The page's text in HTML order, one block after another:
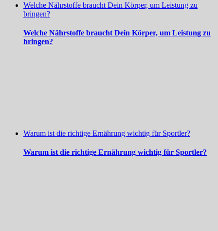
Welche Nährstoffe braucht Dein Körper, um Leistung zu
bringen?
Welche Nährstoffe braucht Dein Körper, um Leistung zu
bringen?
Warum ist die richtige Ernährung wichtig für Sportler?
Warum ist die richtige Ernährung wichtig für Sportler?